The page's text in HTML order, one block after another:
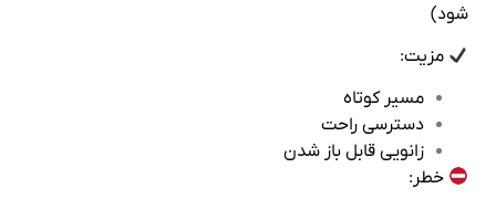
شود)
مزیت:
مسیر کوتاه
دسترسی راحت
زانویی قابل باز شدن
خطر: